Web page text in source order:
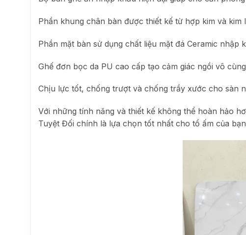
Phần khung chân bàn được thiết kế từ hợp kim và kim
Phần mặt bàn sử dụng chất liệu mặt đá Ceramic
Ghế đơn bọc da PU cao cấp tạo cảm giác ngồi vô
Chịu lực tốt, chống trượt và chống trầy xước cho sàn
Với những tính năng và thiết kế không thể hoàn hảo
Tuyệt Đối chính là lựa chọn tốt nhất cho tổ ấm của